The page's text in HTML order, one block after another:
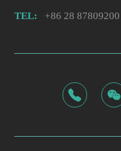
TEL: +86 28 87809200